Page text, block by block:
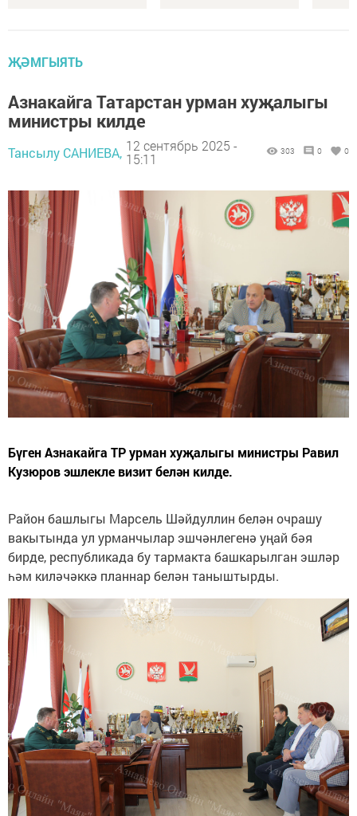
ҖӘМГЫЯТЬ
Азнакайга Татарстан урман хуҗалыгы
министры килде
Тансылу САНИЕВА, 12 сентябрь 2025 -
15:11
303 0 0
Бүген Азнакайга ТР урман хуҗалыгы министры Равил
Кузюров эшлекле визит белән килде.
Район башлыгы Марсель Шәйдуллин белән очрашу
вакытында ул урманчылар эшчәнлегенә уңай бәя
бирде, республикада бу тармакта башкарылган эшләр
һәм киләчәккә планнар белән таныштырды.